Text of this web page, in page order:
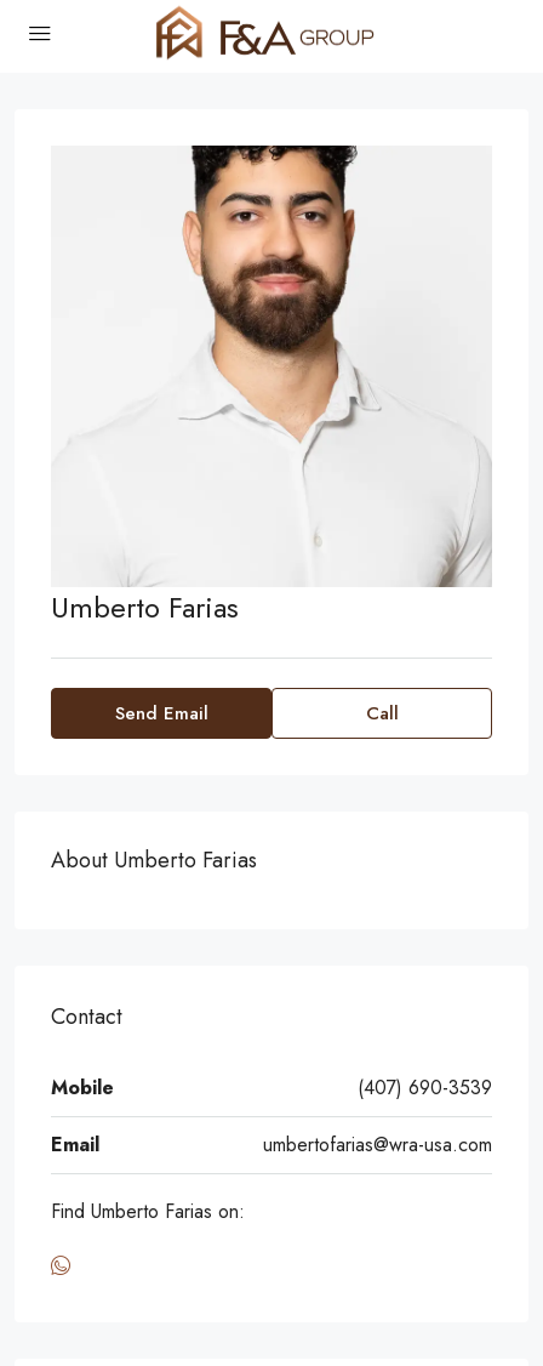
Umberto Farias
Send Email Call
About Umberto Farias
Contact
Mobile (407) 690-3539
Email umbertofarias@wra-usa.com
Find Umberto Farias on: